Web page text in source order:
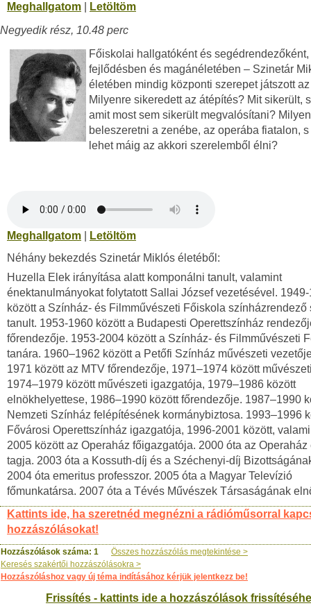
Meghallgatom
Letöltöm
Negyedik rész, 10.48 perc
Főiskolai hallgatóként és
fejlődésben és magánéletében – Szinetár
életében mindig központi szerepet játszott
Milyenre sikeredett az átépítés? Mit sikerült,
amit most sem sikerült megvalósítani?
beleszeretni a zenébe, az operába fiatalon,
lehet máig az akkori szerelemből élni?
Meghallgatom
Letöltöm
Néhány bekezdés Szinetár Miklós életéből:
Huzella Elek irányítása alatt komponálni tanult, valamint
énektanulmányokat folytatott Sallai József vezetésével.
között a Színház- és Filmművészeti Főiskola színházrendező
tanult. 1953-1960 között a Budapesti Operettszínház
főrendezője. 1953-2004 között a Színház- és Filmművészeti
tanára. 1960–1962 között a Petőfi Színház művészeti
1971 között az MTV főrendezője, 1971–1974 között
1974–1979 között művészeti igazgatója, 1979–1986 között
elnökhelyettese, 1986–1990 között főrendezője. 1987–1990
Nemzeti Színház felépítésének kormánybiztosa. 1993–1996
Fővárosi Operettszínház igazgatója, 1996-2001 között,
2005 között az Operaház főigazgatója. 2000 óta az Operaház
tagja. 2003 óta a Kossuth-díj és a Széchenyi-díj
2004 óta emeritus professzor. 2005 óta a Magyar Televízió
főmunkatársa. 2007 óta a Tévés Művészek Társaságának
Kattints ide, ha szeretnéd megnézni a rádióműsorral
hozzászólásokat!
Hozzászólások száma: 1
Összes hozzászólás megtekintése >
Keresés szakértői hozzászólásokra >
Hozzászóláshoz vagy új téma indításához kérjük jelentkezz be!
Frissítés - kattints ide a hozzászólások